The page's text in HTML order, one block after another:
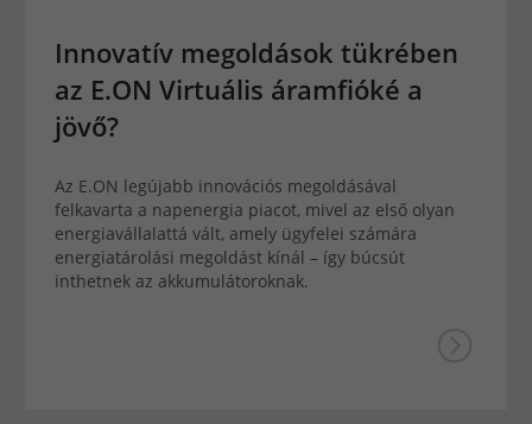
Innovatív megoldások tükrében
az E.ON Virtuális áramfióké a
jövő?
Az E.ON legújabb innovációs megoldásával
felkavarta a napenergia piacot, mivel az első olyan
energiavállalattá vált, amely ügyfelei számára
energiatárolási megoldást kínál – így búcsút
inthetnek az akkumulátoroknak.